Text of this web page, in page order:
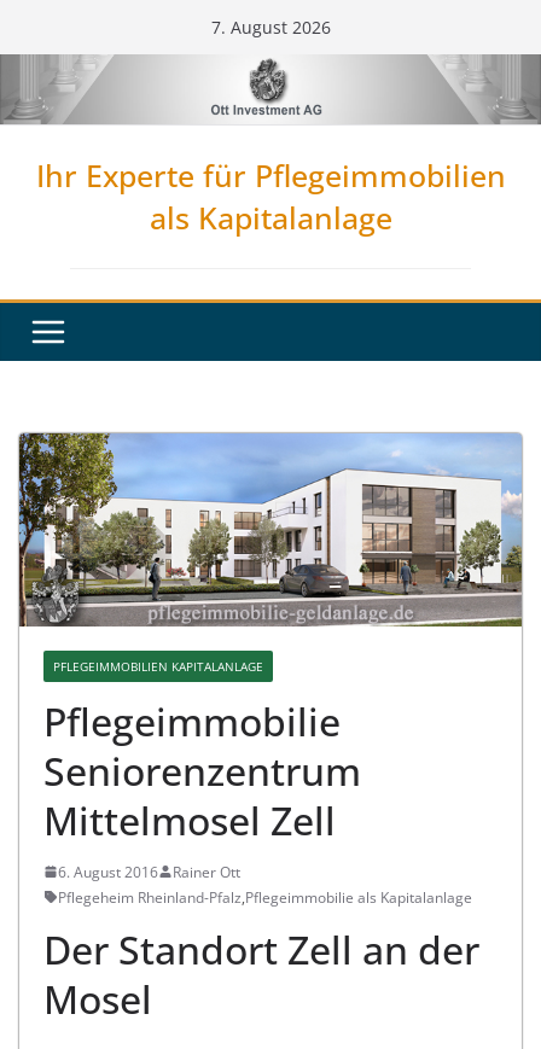
Inhalt
springen
7. August 2026
Ihr Experte für Pflegeimmobilien
als Kapitalanlage
PFLEGEIMMOBILIEN KAPITALANLAGE
Pflegeimmobilie
Seniorenzentrum
Mittelmosel Zell
6. August 2016
Rainer Ott
Pflegeheim Rheinland-Pfalz,Pflegeimmobilie als Kapitalanlage
Der Standort Zell an der
Mosel